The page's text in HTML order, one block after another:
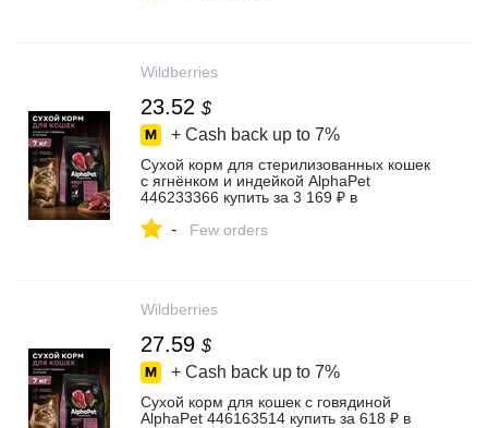
Wildberries
23.52 $
+ Cash back up to 7%
Сухой корм для стерилизованных кошек
с ягнёнком и индейкой AlphaPet
446233366 купить за 3 169 ₽ в
- Few orders
Wildberries
27.59 $
+ Cash back up to 7%
Сухой корм для кошек с говядиной
AlphaPet 446163514 купить за 618 ₽ в